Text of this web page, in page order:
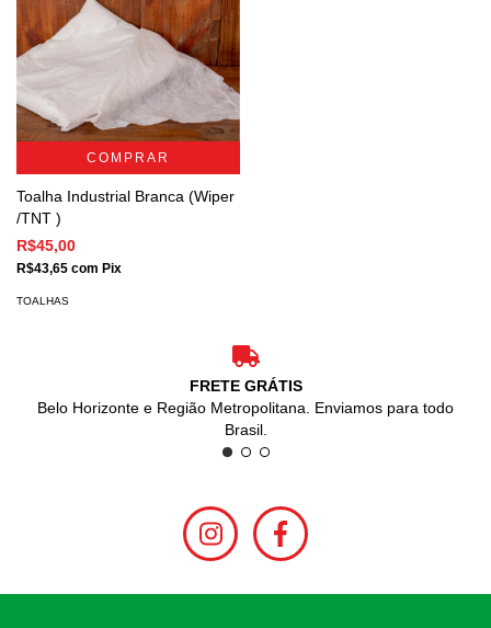
COMPRAR
Toalha Industrial Branca (Wiper
/TNT )
R$45,00
R$43,65 com Pix
TOALHAS
FRETE GRÁTIS
Belo Horizonte e Região Metropolitana. Enviamos para todo
Brasil.